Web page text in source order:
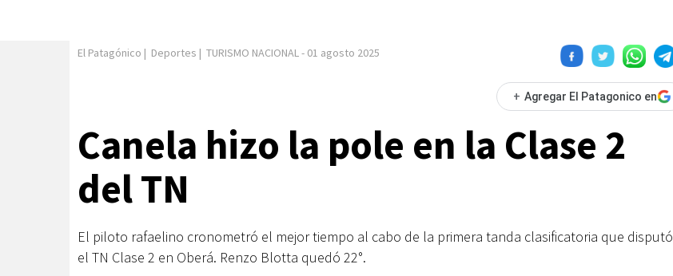
El Patagónico | Deportes | TURISMO NACIONAL- 01 agosto 2025
+ Agregar El Patagonico en
Canela hizo la pole en la Clase 2
del TN
El piloto rafaelino cronometró el mejor tiempo al cabo de la primera tanda clasificatoria que disputó
el TN Clase 2 en Oberá. Renzo Blotta quedó 22°.